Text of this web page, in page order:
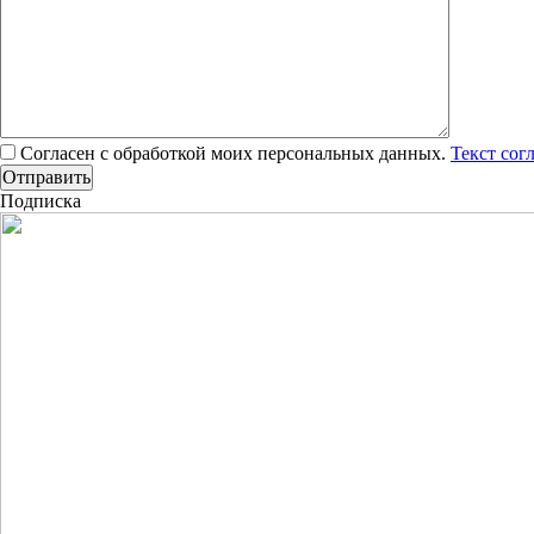
Согласен с обработкой моих персональных данных. Текст
Подписка